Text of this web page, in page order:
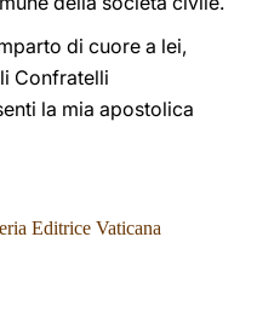
di cuore a lei,
Confratelli
la mia apostolica
Editrice Vaticana